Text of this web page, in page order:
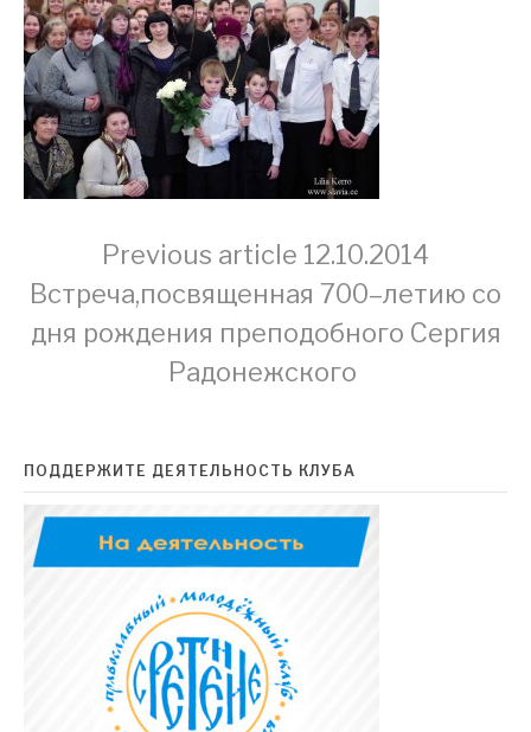
Continue
Reading
Previous article 12.10.2014
Встреча,посвященная 700–летию со
дня рождения преподобного Сергия
Радонежского
ПОДДЕРЖИТЕ ДЕЯТЕЛЬНОСТЬ КЛУБА